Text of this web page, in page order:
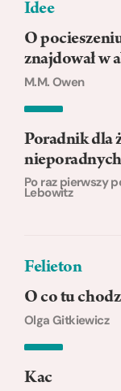
Idee
O
znajdował w
M.M. Owen
Poradnik dla
nieporadnych
Po raz pierwszy
Lebowitz
Felieton
O co tu
Olga Gitkiewicz
Kac